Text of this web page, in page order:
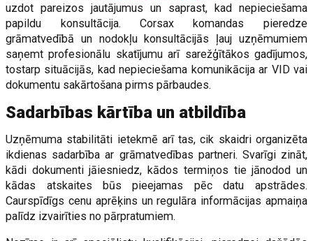
uzdot pareizos jautājumus un saprast, kad nepieciešama
papildu konsultācija. Corsax komandas pieredze
grāmatvedībā un nodokļu konsultācijās ļauj uzņēmumiem
saņemt profesionālu skatījumu arī sarežģītākos gadījumos,
tostarp situācijās, kad nepieciešama komunikācija ar VID vai
dokumentu sakārtošana pirms pārbaudes.
Sadarbības kārtība un atbildība
Uzņēmuma stabilitāti ietekmē arī tas, cik skaidri organizēta
ikdienas sadarbība ar grāmatvedības partneri. Svarīgi zināt,
kādi dokumenti jāiesniedz, kādos termiņos tie jānodod un
kādas atskaites būs pieejamas pēc datu apstrādes.
Caurspīdīgs cenu aprēķins un regulāra informācijas apmaiņa
palīdz izvairīties no pārpratumiem.